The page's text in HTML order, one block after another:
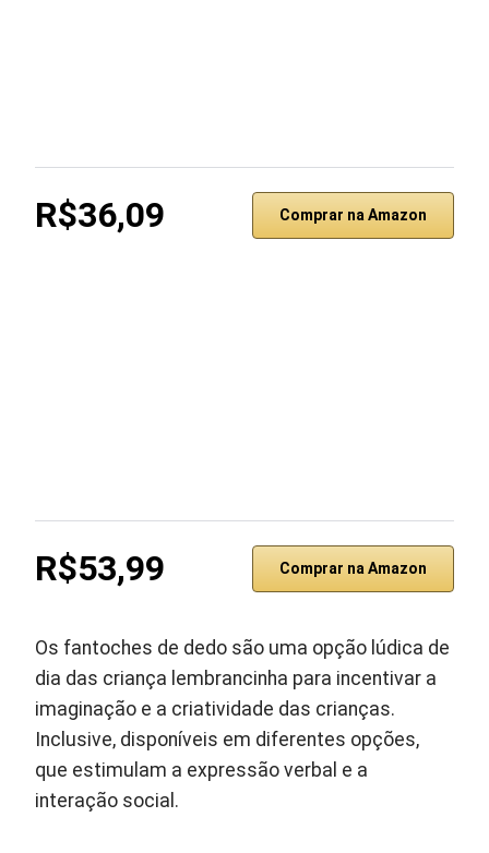
R$36,09 Comprar na Amazon
R$53,99 Comprar na Amazon
Os fantoches de dedo são uma opção lúdica de
dia das criança lembrancinha para incentivar a
imaginação e a criatividade das crianças.
Inclusive, disponíveis em diferentes opções,
que estimulam a expressão verbal e a
interação social.